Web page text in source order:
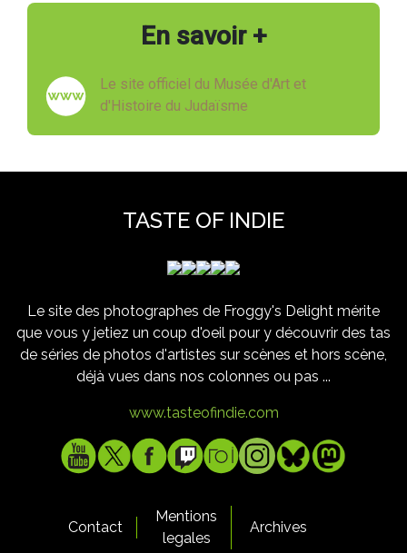
En savoir +
Le site officiel du Musée d'Art et
d'Histoire du Judaïsme
TASTE OF INDIE
Le site des photographes de Froggy's Delight mérite
que vous y jetiez un coup d'oeil pour y découvrir des tas
de séries de photos d'artistes sur scènes et hors scène,
déjà vues dans nos colonnes ou pas ...
www.tasteofindie.com
Contact
Mentions
legales
Archives